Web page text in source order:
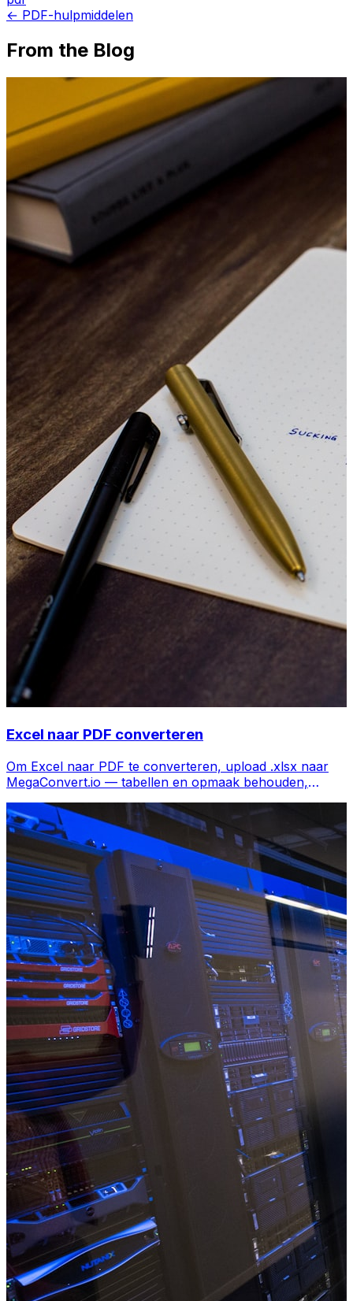
← PDF-hulpmiddelen
From the Blog
Excel naar PDF converteren
Om Excel naar PDF te converteren, upload .xlsx naar
MegaConvert.io — tabellen en opmaak behouden,